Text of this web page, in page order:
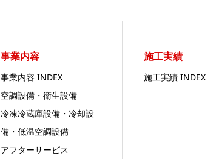
事業内容
事業内容 INDEX
空調設備・衛生設備
冷凍冷蔵庫設備・冷却設
備・低温空調設備
アフターサービス
施工実績
施工実績 INDEX